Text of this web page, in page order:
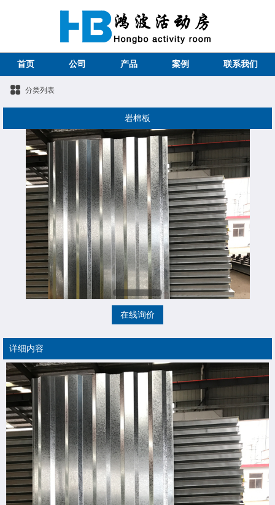
首页 公司 产品 案例 联系我们
分类列表
岩棉板
在线询价
详细内容